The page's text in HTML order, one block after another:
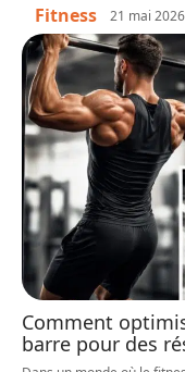
Fitness 21 mai 2026
Comment
barre pour des